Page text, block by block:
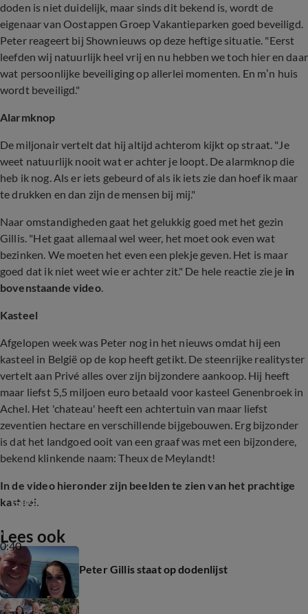
doden is niet duidelijk, maar sinds dit bekend is, wordt de
eigenaar van Oostappen Groep Vakantieparken goed beveiligd.
Peter reageert bij Shownieuws op deze heftige situatie. "Eerst
leefden wij natuurlijk heel vrij en nu hebben we toch hier en daar
wat persoonlijke beveiliging op allerlei momenten. En m’n huis
wordt beveiligd."
Alarmknop
De miljonair vertelt dat hij altijd achterom kijkt op straat. "Je
weet natuurlijk nooit wat er achter je loopt. De alarmknop die
heb ik nog. Als er iets gebeurd of als ik iets zie dan hoef ik maar
te drukken en dan zijn de mensen bij mij."
Naar omstandigheden gaat het gelukkig goed met het gezin
Gillis. "Het gaat allemaal wel weer, het moet ook even wat
bezinken. We moeten het even een plekje geven. Het is maar
goed dat ik niet weet wie er achter zit." De hele reactie zie je in
bovenstaande video.
Kasteel
Afgelopen week was Peter nog in het nieuws omdat hij een
kasteel in België op de kop heeft getikt. De steenrijke realityster
vertelt aan Privé alles over zijn bijzondere aankoop. Hij heeft
maar liefst 5,5 miljoen euro betaald voor kasteel Genenbroek in
Achel. Het 'chateau' heeft een achtertuin van maar liefst
zeventien hectare en verschillende bijgebouwen. Erg bijzonder
is dat het landgoed ooit van een graaf was met een bijzondere,
bekend klinkende naam: Theux de Meylandt!
In de video hieronder zijn beelden te zien van het prachtige
kasteel.
0:40
Gigantisch kasteel voor Peter Gillis
Lees ook
Peter Gillis staat op dodenlijst